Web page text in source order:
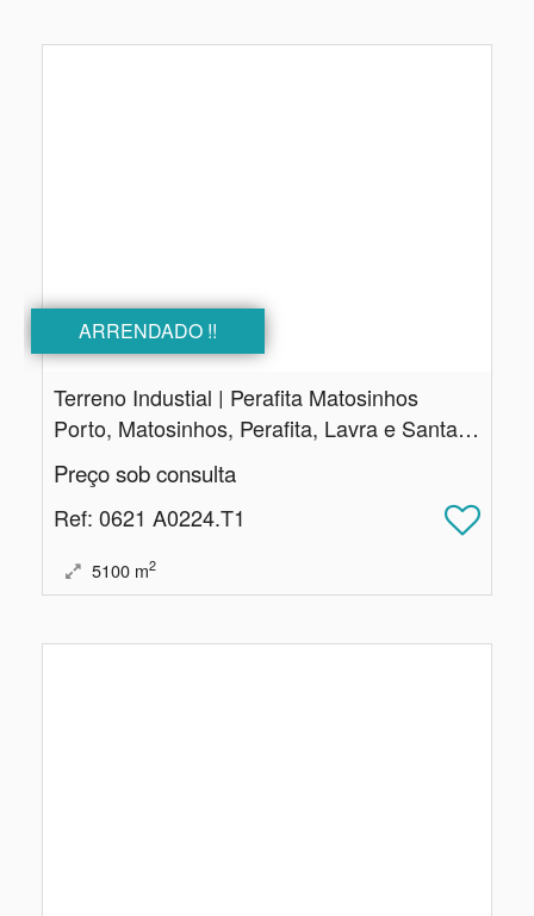
ARRENDADO !!
Terreno Industial | Perafita Matosinhos
Porto, Matosinhos, Perafita, Lavra e Santa Cruz do Bispo
Preço sob consulta
Ref: 0621 A0224.T1
5100 m2